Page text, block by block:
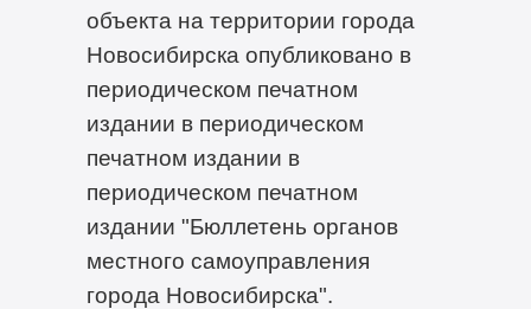
объекта на территории города
Новосибирска опубликовано в
периодическом печатном
издании в периодическом
печатном издании в
периодическом печатном
издании "Бюллетень органов
местного самоуправления
города Новосибирска".